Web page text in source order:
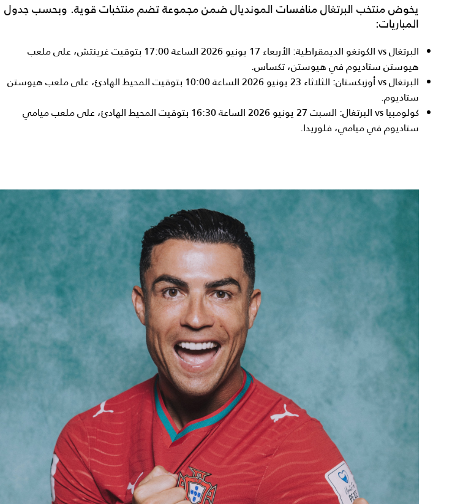
يخوض منتخب البرتغال منافسات المونديال ضمن مجموعة تضم منتخبات قوية. وبحسب جدول
المباريات:
البرتغال vs الكونغو الديمقراطية: الأربعاء 17 يونيو 2026 الساعة 17:00 بتوقيت غرينتش، على ملعب
هيوستن ستاديوم في هيوستن، تكساس.
البرتغال vs أوزبكستان: الثلاثاء 23 يونيو 2026 الساعة 10:00 بتوقيت المحيط الهادئ، على ملعب هيوستن
ستاديوم.
كولومبيا vs البرتغال: السبت 27 يونيو 2026 الساعة 16:30 بتوقيت المحيط الهادئ، على ملعب ميامي
ستاديوم في ميامي، فلوريدا.